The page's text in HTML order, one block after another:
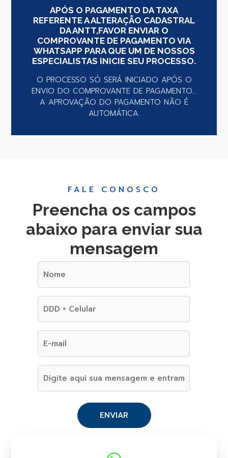
APÓS O PAGAMENTO DA TAXA
REFERENTE A ALTERAÇÃO CADASTRAL
DA ANTT,FAVOR ENVIAR O
COMPROVANTE DE PAGAMENTO VIA
WHATSAPP PARA QUE UM DE NOSSOS
ESPECIALISTAS INICIE SEU PROCESSO.
O PROCESSO SÓ SERÁ INICIADO APÓS O
ENVIO DO COMPROVANTE DE PAGAMENTO...
A APROVAÇÃO DO PAGAMENTO NÃO É
AUTOMÁTICA.
FALE CONOSCO
Preencha os campos
abaixo para enviar sua
mensagem